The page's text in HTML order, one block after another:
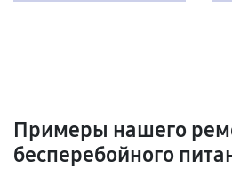
Примеры нашего
бесперебойного